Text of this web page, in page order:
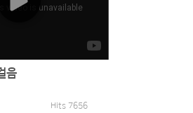
음
Hits 7656